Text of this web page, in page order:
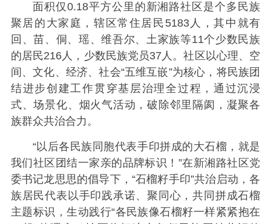
面积仅0.18平方公里的新湘路社区是个多民族
聚居的大家庭，辖区常住居民5183人，其中就有
回、苗、侗、瑶、维吾尔、土家族等11个少数民族
的居民216人，少数民族党员37人。社区以心理、空
间、文化、经济、社会“五维互嵌”为核心，将民族团
结进步创建工作贯穿基层治理全过程，通过沉浸
式、场景化、烟火气活动，破除邻里隔阂，凝聚各
族群众共治合力。
“以后各民族同胞代表手印拼成的大石榴，就是
我们社区团结一家亲的品牌标识！”在新湘路社区党
委书记龙思思的倡导下，“石榴籽手印”共治启动，各
族居民代表以手印践承诺、聚同心，共同拼成石榴
主题标识，生动践行“各民族像石榴籽一样紧紧抱在